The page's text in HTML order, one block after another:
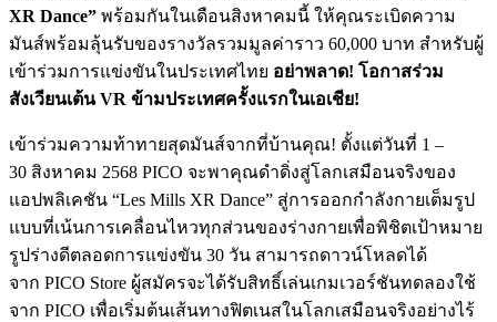
XR Dance” พร้อมกันในเดือนสิงหาคมนี้ ให้คุณระเบิดความ
มันส์พร้อมลุ้นรับของรางวัลรวมมูลค่าราว 60,000 บาท สำหรับผู้
เข้าร่วมการแข่งขันในประเทศไทย อย่าพลาด! โอกาสร่วม
สังเวียนเต้นVR ข้ามประเทศครั้งแรกในเอเชีย!
เข้าร่วมความท้าทายสุดมันส์จากที่บ้านคุณ! ตั้งแต่วันที่ 1 –
30 สิงหาคม 2568 PICO จะพาคุณดำดิ่งสู่โลกเสมือนจริงของ
แอปพลิเคชัน “Les Mills XR Dance” สู่การออกกำลังกายเต็มรูป
แบบที่เน้นการเคลื่อนไหวทุกส่วนของร่างกายเพื่อพิชิตเป้าหมาย
รูปร่างดีตลอดการแข่งขัน 30 วัน สามารถดาวน์โหลดได้
จาก PICO Store ผู้สมัครจะได้รับสิทธิ์เล่นเกมเวอร์ชันทดลองใช้
จาก PICO เพื่อเริ่มต้นเส้นทางฟิตเนสในโลกเสมือนจริงอย่างไร้